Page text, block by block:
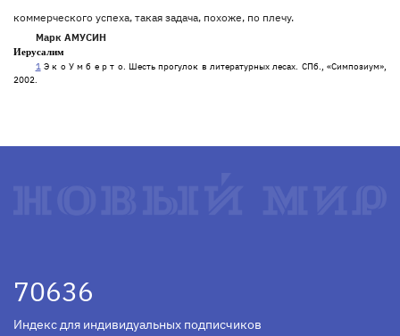
коммерческого успеха, такая задача, похоже, по плечу.
Марк АМУСИН
Иерусалим
1Э к о У м б е р т о. Шесть прогулок в литературных лесах. СПб., «Симпозиум»,
2002.
70636
Индекс для индивидуальных подписчиков